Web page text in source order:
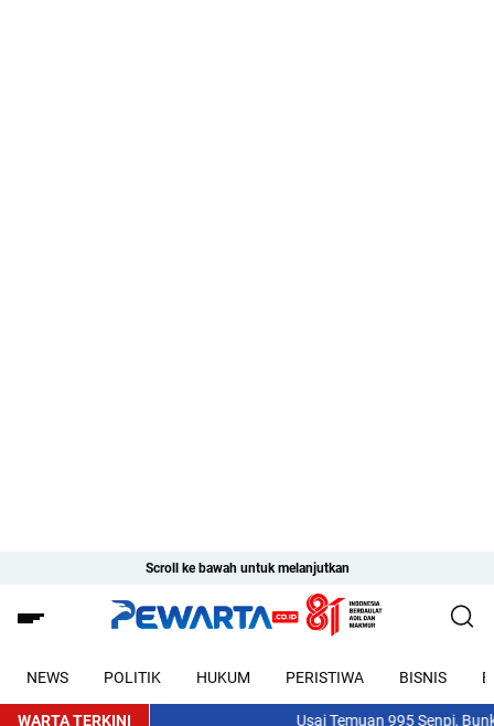
Scroll ke bawah untuk melanjutkan
NEWS POLITIK HUKUM PERISTIWA BISNIS
WARTA TERKINI Usai Temuan 995 Senpi, Bunker